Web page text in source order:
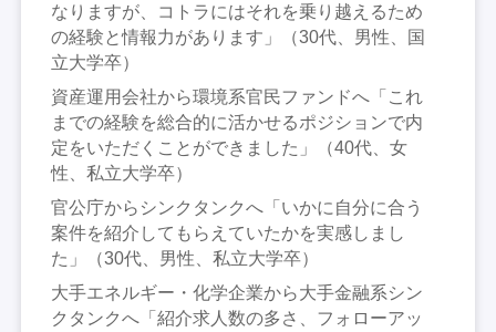
なりますが、コトラにはそれを乗り越えるため
の経験と情報力があります」（30代、男性、国
立大学卒）
資産運用会社から環境系官民ファンドへ「これ
までの経験を総合的に活かせるポジションで内
定をいただくことができました」（40代、女
性、私立大学卒）
官公庁からシンクタンクへ「いかに自分に合う
案件を紹介してもらえていたかを実感しまし
た」（30代、男性、私立大学卒）
大手エネルギー・化学企業から大手金融系シン
クタンクへ「紹介求人数の多さ、フォローアッ